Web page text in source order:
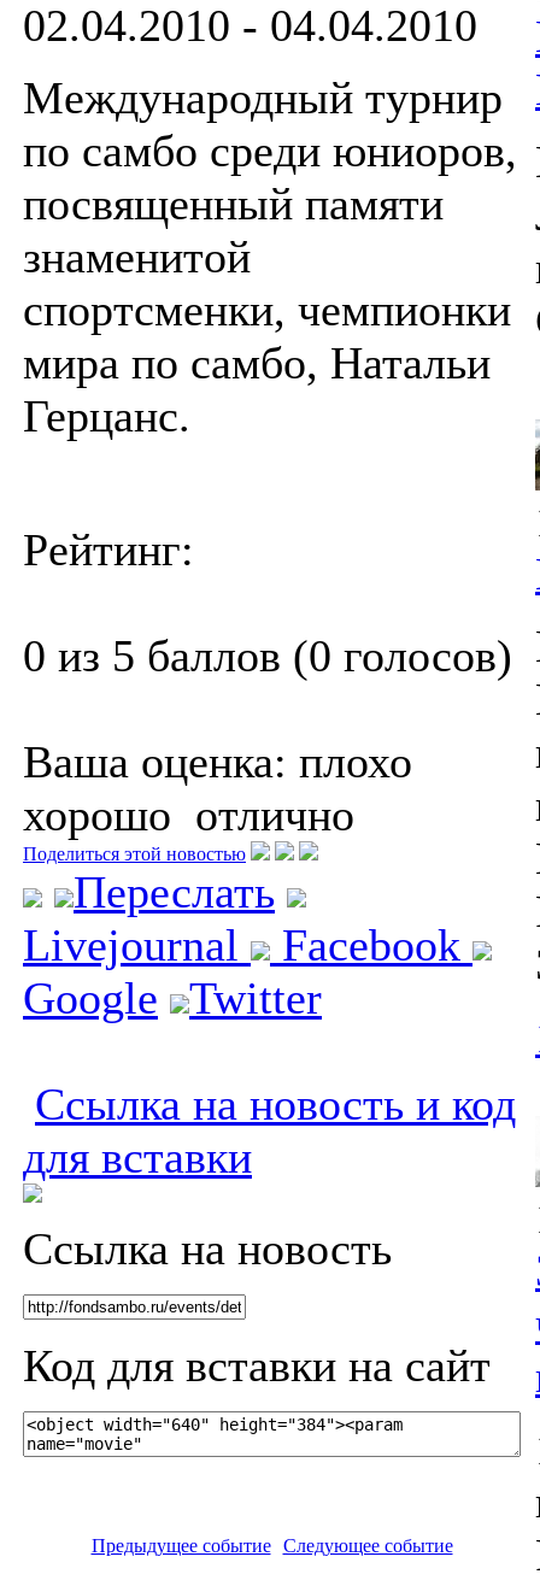
02.04.2010 - 04.04.2010
Международный турнир
по самбо среди юниоров,
посвященный памяти
знаменитой
спортсменки, чемпионки
мира по самбо, Натальи
Герцанс.
Рейтинг:
0 из 5 баллов (0 голосов)
Ваша оценка: плохо
хорошо отлично
Поделиться этой новостью
Переслать
Livejournal
Facebook
Google
Twitter
Ссылка на новость и код
для вставки
Ссылка на новость
Код для вставки на сайт
Предыдущее событие Следующее событие